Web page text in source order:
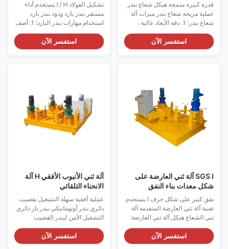
قدرة كبيرة مدمجة هيكل شعاع بندر
عملية مريحة شعاع بندر ميزات آلة
شعاع بندر: 1. دقة الأبعاد عالية ،
والتشويه صغير ، والانحناء سلس
وحتى.2. يمكننا مطابقة الأجزاء
المختلفة وفقًا لاحتياجات
المنطقي القابل للبرمجة.يمكن ...
استفسر الآن
تشكيل الفولاذ I / H يستخدم أداء
مستقر بندر بارد ودود بندر بارد
استخدام مهارات بندر البارد: 1. أضف
كمية كافية من زيت التشحيم قبل
الاستخدام ، وتحقق مما إذا كانت
جميع الأجزاء في حالة جيدة ، وما إذا
استفسر الآن
SGS I آلة ثني العارضة على
شكل معدات بناء النفق
نفق كبير على شكل حرف I يستخدم
تقنية آلة ثني العارضة المتقدمة آلة
ثني الشعاع هيكل آلة ثني العارضة:
تتكون آلة ثني العارضة من
مجموعتين من المحرك الرئيسي ،
مجموعة المخفض ، الأسطوانة
استفسر الآن
آلة ثني الأنبوب الأفقي H آلة
الانحناء التلقائي
عملية أفقية سهلة التشغيل بقضيب
دائري بندر أوتوماتيكي بندر بار دائري
التشغيل الآمن لبندر القضيب
المستدير: 1. التقيد الصارم بقواعد
تشغيل الأدوات الآلية ، وارتداء مواد
حماية العمال وفقًا للأحكام.2. يجب
استفسر الآن